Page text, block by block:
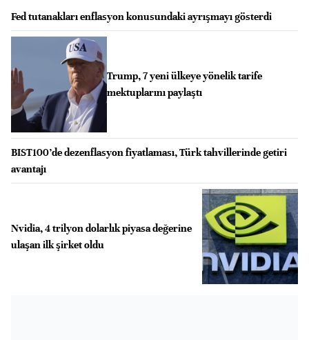
Fed tutanakları enflasyon konusundaki ayrışmayı gösterdi
Trump, 7 yeni ülkeye yönelik tarife
mektuplarını paylaştı
BIST100’de dezenflasyon fiyatlaması, Türk tahvillerinde getiri
avantajı
Nvidia, 4 trilyon dolarlık piyasa değerine
ulaşan ilk şirket oldu